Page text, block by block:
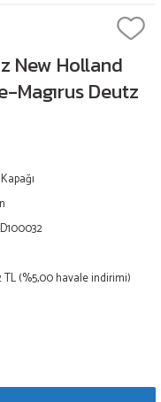
New Holland
Magırus Deutz
TL (%5,00 havale indirimi)